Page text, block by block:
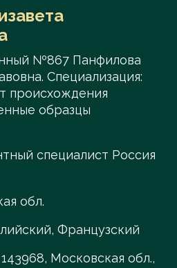
№867 Панфилова
Специализация:
происхождения
образцы
специалист Россия
обл.
Французский
143968, Московская обл.,